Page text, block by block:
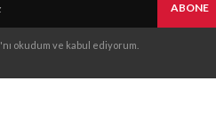
ABONE
'nı okudum ve kabul ediyorum.